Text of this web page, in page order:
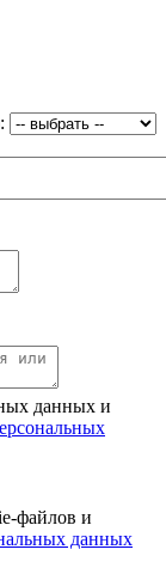
данных и
файлов и
данных